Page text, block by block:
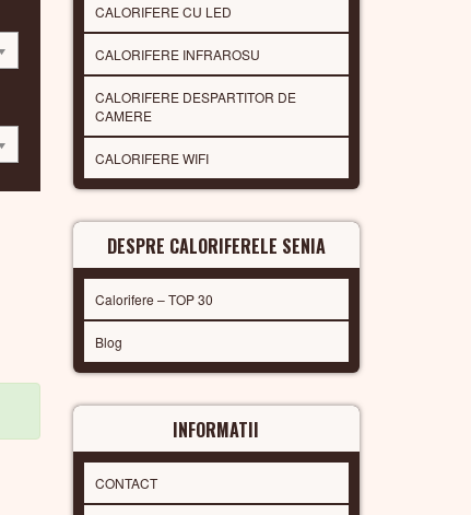
CALORIFERE CU LED
CALORIFERE INFRAROSU
CALORIFERE DESPARTITOR DE
CAMERE
CALORIFERE WIFI
DESPRE CALORIFERELE SENIA
Calorifere – TOP 30
Blog
INFORMATII
CONTACT